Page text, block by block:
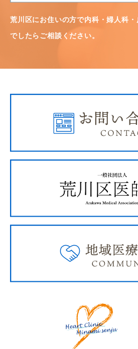
荒川区にお住いの方で内科・婦人科
でしたらご相談ください。